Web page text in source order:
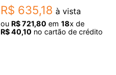
R$ 635,18 à vista
ou R$721,80 em 18x de
R$40,10 no cartão de crédito